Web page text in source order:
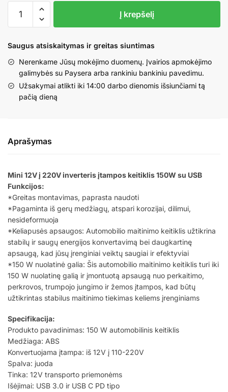
kiekis:
12V
220V
inverteris
įtampos
keitiklis
USB
Į krepšelį
Saugus atsiskaitymas ir greitas siuntimas
Nerenkame Jūsų mokėjimo duomenų. Įvairios apmokėjimo
galimybės su Paysera arba rankiniu bankiniu pavedimu.
Užsakymai atlikti iki 14:00 darbo dienomis išsiunčiami tą
pačią dieną
Aprašymas
Mini 12V į 220V inverteris įtampos keitiklis 150W su USB
Funkcijos:
*Greitas montavimas, paprasta naudoti
*Pagaminta iš gerų medžiagų, atspari korozijai, dilimui,
nesideformuoja
*Keliapusės apsaugos: Automobilio maitinimo keitiklis užtikrina
stabilų ir saugų energijos konvertavimą bei daugkartinę
apsaugą, kad jūsų įrenginiai veiktų saugiai ir efektyviai
*150 W nuolatinė galia: Šis automobilio maitinimo keitiklis turi iki
150 W nuolatinę galią ir įmontuotą apsaugą nuo perkaitimo,
perkrovos, trumpojo jungimo ir žemos įtampos, kad būtų
užtikrintas stabilus maitinimo tiekimas keliems įrenginiams
Specifikacija:
Produkto pavadinimas: 150 W automobilinis keitiklis
Medžiaga: ABS
Konvertuojama įtampa: iš 12V į 110-220V
Spalva: juoda
Tinka: 12V transporto priemonėms
Išėjimai: USB 3.0 ir USB C PD tipo